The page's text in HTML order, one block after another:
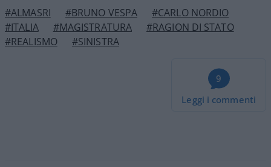
#ALMASRI #BRUNO VESPA
#CARLO NORDIO
#ITALIA
#MAGISTRATURA
#RAGION DI STATO
#REALISMO
#SINISTRA
9
Leggi i commenti